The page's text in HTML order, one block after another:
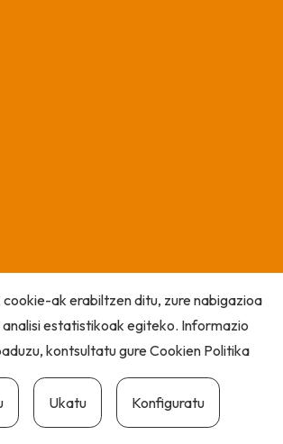
cookie-ak erabiltzen ditu, zure nabigazioa
estatistikoak egiteko. Informazio
kontsultatu gureCookien Politika
Ukatu Konfiguratu